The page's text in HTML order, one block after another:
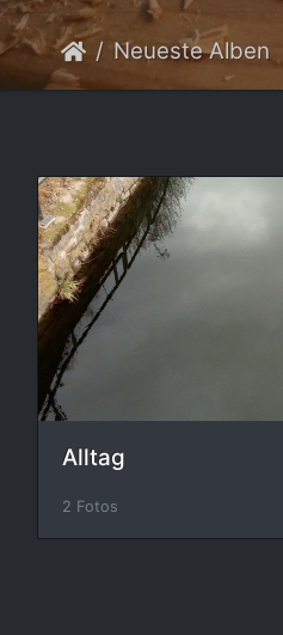
Neueste Alben
Alltag
2 Fotos